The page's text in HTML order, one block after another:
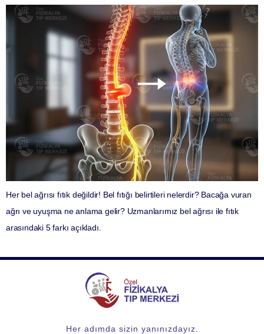
Her bel ağrısı fıtık değildir! Bel fıtığı belirtileri nelerdir? Bacağa vuran
ağrı ve uyuşma ne anlama gelir? Uzmanlarımız bel ağrısı ile fıtık
arasındaki 5 farkı açıkladı.
Her adımda sizin yanınızdayız.